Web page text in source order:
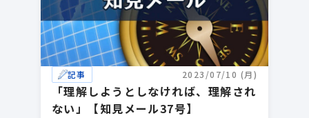
記事 2023/07/10 (月)
「理解しようとしなければ、理解され
ない」【知見メール37号】